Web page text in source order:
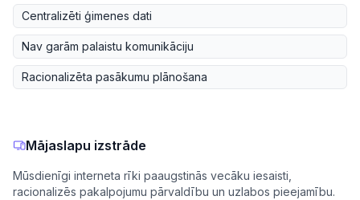
Centralizēti ģimenes dati
Nav garām palaistu komunikāciju
Racionalizēta pasākumu plānošana
Mājaslapu izstrāde
Mūsdienīgi interneta rīki paaugstinās vecāku iesaisti,
racionalizēs pakalpojumu pārvaldību un uzlabos pieejamību.